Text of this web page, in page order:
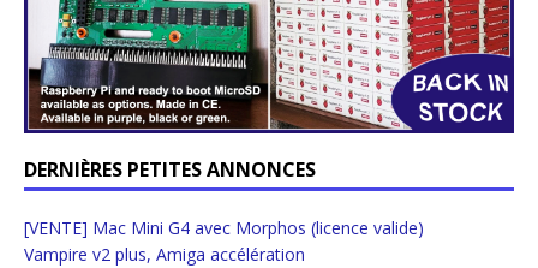
DERNIÈRES PETITES ANNONCES
[VENTE] Mac Mini G4 avec Morphos (licence valide)
Vampire v2 plus, Amiga accélération